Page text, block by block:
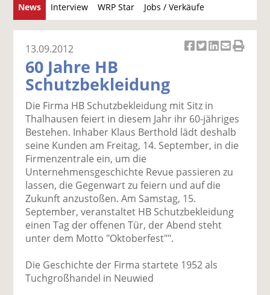
News Interview WRP Star Jobs / Verkäufe
u
c
el
a
uf
F
ac
b
o
o
k
te
e
n
el
t
wi
tt
er
n
a
uf
Li
n
e
di
n
te
il
n
p
er
E
m
l
se
n
ru
ck
e
13.09.2012
60 Jahre HB
Schutzbekleidung
Die Firma HB Schutzbekleidung mit Sitz in
Thalhausen feiert in diesem Jahr ihr 60-jähriges
Bestehen. Inhaber Klaus Berthold lädt deshalb
seine Kunden am Freitag, 14. September, in die
Firmenzentrale ein, um die
Unternehmensgeschichte Revue passieren zu
lassen, die Gegenwart zu feiern und auf die
Zukunft anzustoßen. Am Samstag, 15.
September, veranstaltet HB Schutzbekleidung
einen Tag der offenen Tür, der Abend steht
unter dem Motto "Oktoberfest"".
Die Geschichte der Firma startete 1952 als
Tuchgroßhandel in Neuwied